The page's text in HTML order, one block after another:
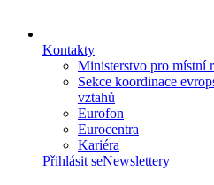
Kontakty
Ministerstvo pro místní
Sekce koordinace
vztahů
Eurofon
Eurocentra
Kariéra
Přihlásit seNewslettery